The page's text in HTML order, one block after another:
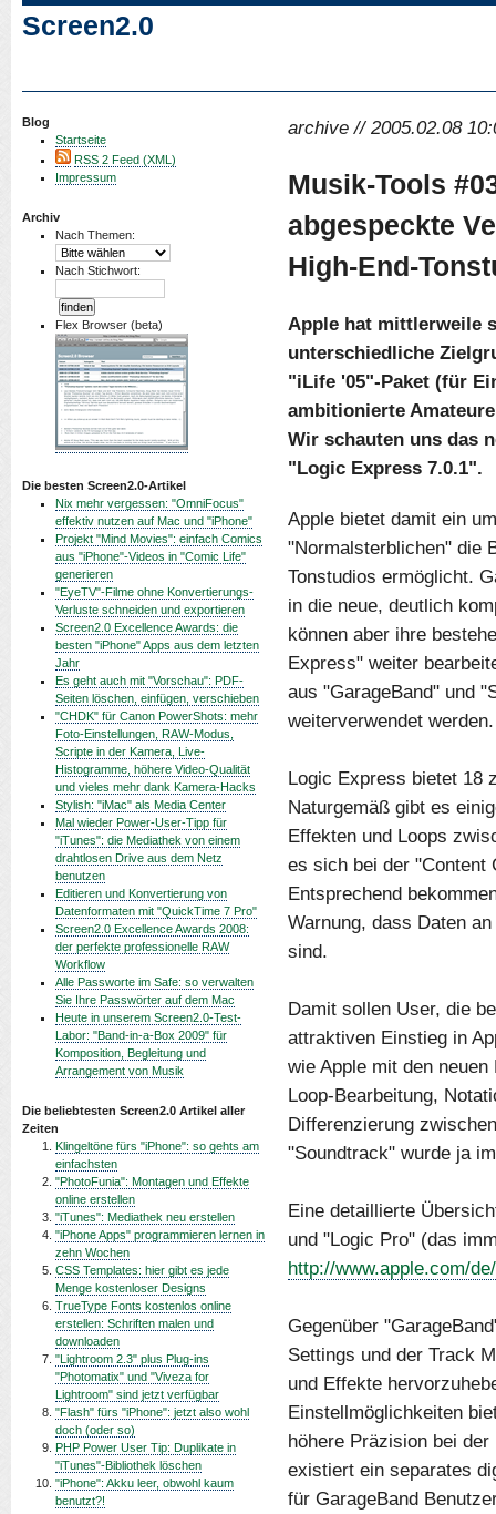
Screen2.0
Blog
Startseite
RSS 2 Feed (XML)
Impressum
Archiv
Nach Themen:
Nach Stichwort:
Flex Browser (beta)
Die besten Screen2.0-Artikel
Nix mehr vergessen: "OmniFocus"
effektiv nutzen auf Mac und "iPhone"
Projekt "Mind Movies": einfach Comics
aus "iPhone"-Videos in "Comic Life"
generieren
"EyeTV"-Filme ohne Konvertierungs-
Verluste schneiden und exportieren
Screen2.0 Excellence Awards: die
besten "iPhone" Apps aus dem letzten
Jahr
Es geht auch mit "Vorschau": PDF-
Seiten löschen, einfügen, verschieben
"CHDK" für Canon PowerShots: mehr
Foto-Einstellungen, RAW-Modus,
Scripte in der Kamera, Live-
Histogramme, höhere Video-Qualität
und vieles mehr dank Kamera-Hacks
Stylish: "iMac" als Media Center
Mal wieder Power-User-Tipp für
"iTunes": die Mediathek von einem
drahtlosen Drive aus dem Netz
benutzen
Editieren und Konvertierung von
Datenformaten mit "QuickTime 7 Pro"
Screen2.0 Excellence Awards 2008:
der perfekte professionelle RAW
Workflow
Alle Passworte im Safe: so verwalten
Sie Ihre Passwörter auf dem Mac
Heute in unserem Screen2.0-Test-
Labor: "Band-in-a-Box 2009" für
Komposition, Begleitung und
Arrangement von Musik
Die beliebtesten Screen2.0 Artikel aller
Zeiten
Klingeltöne fürs "iPhone": so gehts am
einfachsten
"PhotoFunia": Montagen und Effekte
online erstellen
"iTunes": Mediathek neu erstellen
"iPhone Apps" programmieren lernen in
zehn Wochen
CSS Templates: hier gibt es jede
Menge kostenloser Designs
TrueType Fonts kostenlos online
erstellen: Schriften malen und
downloaden
"Lightroom 2.3" plus Plug-ins
"Photomatix" und "Viveza for
Lightroom" sind jetzt verfügbar
"Flash" fürs "iPhone": jetzt also wohl
doch (oder so)
PHP Power User Tip: Duplikate in
"iTunes"-Bibliothek löschen
"iPhone": Akku leer, obwohl kaum
benutzt?!
archive // 2005.02.08
Musik-Tools
abgespeckte
High-End-
Apple hat mittlerweile
unterschiedliche
"iLife '05"-Paket (für
ambitionierte
Wir schauten uns das
"Logic Express 7.0.1".
Apple bietet damit ein
"Normalsterblichen" die
Tonstudios ermöglicht.
in die neue, deutlich
können aber ihre
Express" weiter
aus "GarageBand" und
weiterverwendet werden.
Logic Express bietet 18
Naturgemäß gibt es
Effekten und Loops
es sich bei der "Content
Entsprechend
Warnung, dass Daten
sind.
Damit sollen User, die
attraktiven Einstieg in
wie Apple mit den
Loop-Bearbeitung,
Differenzierung
"Soundtrack" wurde ja
Eine detaillierte
und "Logic Pro" (das
http://www.apple.com/
Gegenüber
Settings und der Track
und Effekte
Einstellmöglichkeiten
höhere Präzision bei
existiert ein separates
für GarageBand